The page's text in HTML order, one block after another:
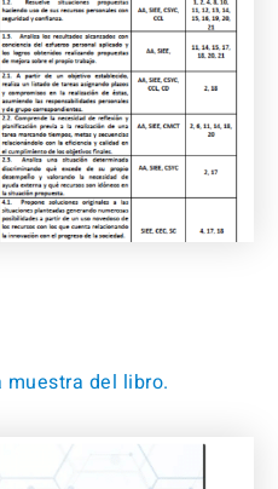
muestra del libro.